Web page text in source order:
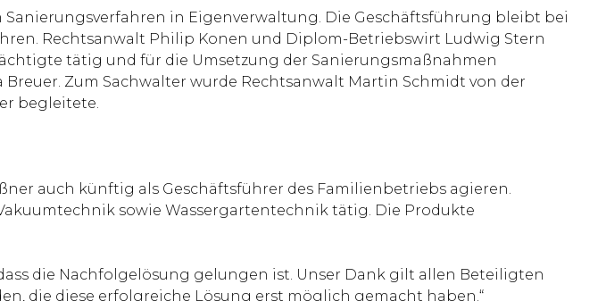
in Eigenverwaltung. Die Geschäftsführung bleibt bei
Rechtsanwalt Philip Konen und Diplom-Betriebswirt Ludwig Stern
tätig und für die Umsetzung der Sanierungsmaßnahmen
Zum Sachwalter wurde Rechtsanwalt Martin Schmidt von der
begleitete.
auch künftig als Geschäftsführer des Familienbetriebs agieren.
sowie Wassergartentechnik tätig. Die Produkte
die Nachfolgelösung gelungen ist. Unser Dank gilt allen Beteiligten
die diese erfolgreiche Lösung erst möglich gemacht haben.“